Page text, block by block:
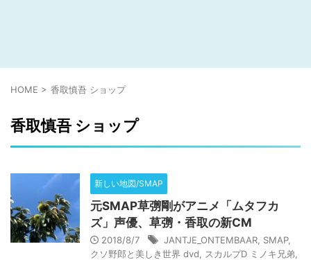
HOME > 香取慎吾 ショップ
香取慎吾 ショップ
新しい地図/SMAP
元SMAP草彅剛がアニメ「ムタフカ
ズ」声優、草彅・香取の新CM
2018/8/7 JANTJE_ONTEMBAAR SMAP,
クソ野郎と美しき世界 dvd
スカルプD ミノキ兄弟